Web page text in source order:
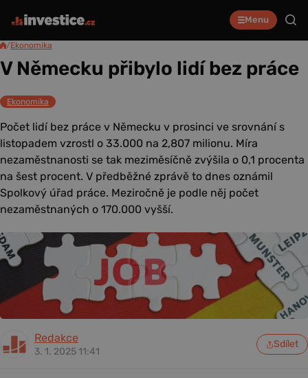
Menu
/Ekonomika
V Německu přibylo lidí bez práce
Ekonomika
Počet lidí bez práce v Německu v prosinci ve srovnání s
listopadem vzrostl o 33.000 na 2,807 milionu. Míra
nezaměstnanosti se tak meziměsíčně zvýšila o 0,1 procenta
na šest procent. V předběžné zprávě to dnes oznámil
Spolkový úřad práce. Meziročně je podle něj počet
nezaměstnaných o 170.000 vyšší.
Redakce
3. 1. 2025 11:41
Sdílet